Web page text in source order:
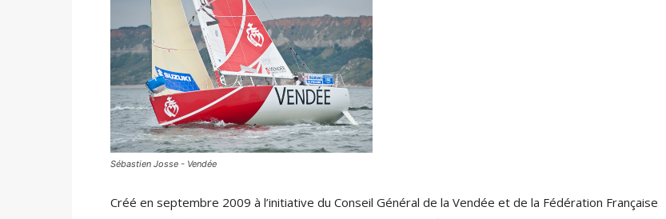
Sébastien Josse - Vendée
Créé en septembre 2009 à l’initiative du Conseil Général de la Vendée et de la Fédération Française